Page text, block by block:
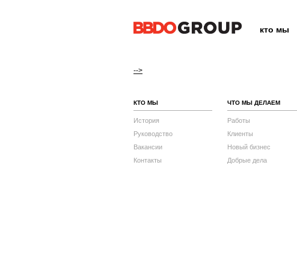
кто мы
-->
КТО МЫ
История
Руководство
Вакансии
Контакты
ЧТО МЫ ДЕЛАЕМ
Работы
Клиенты
Новый бизнес
Добрые дела